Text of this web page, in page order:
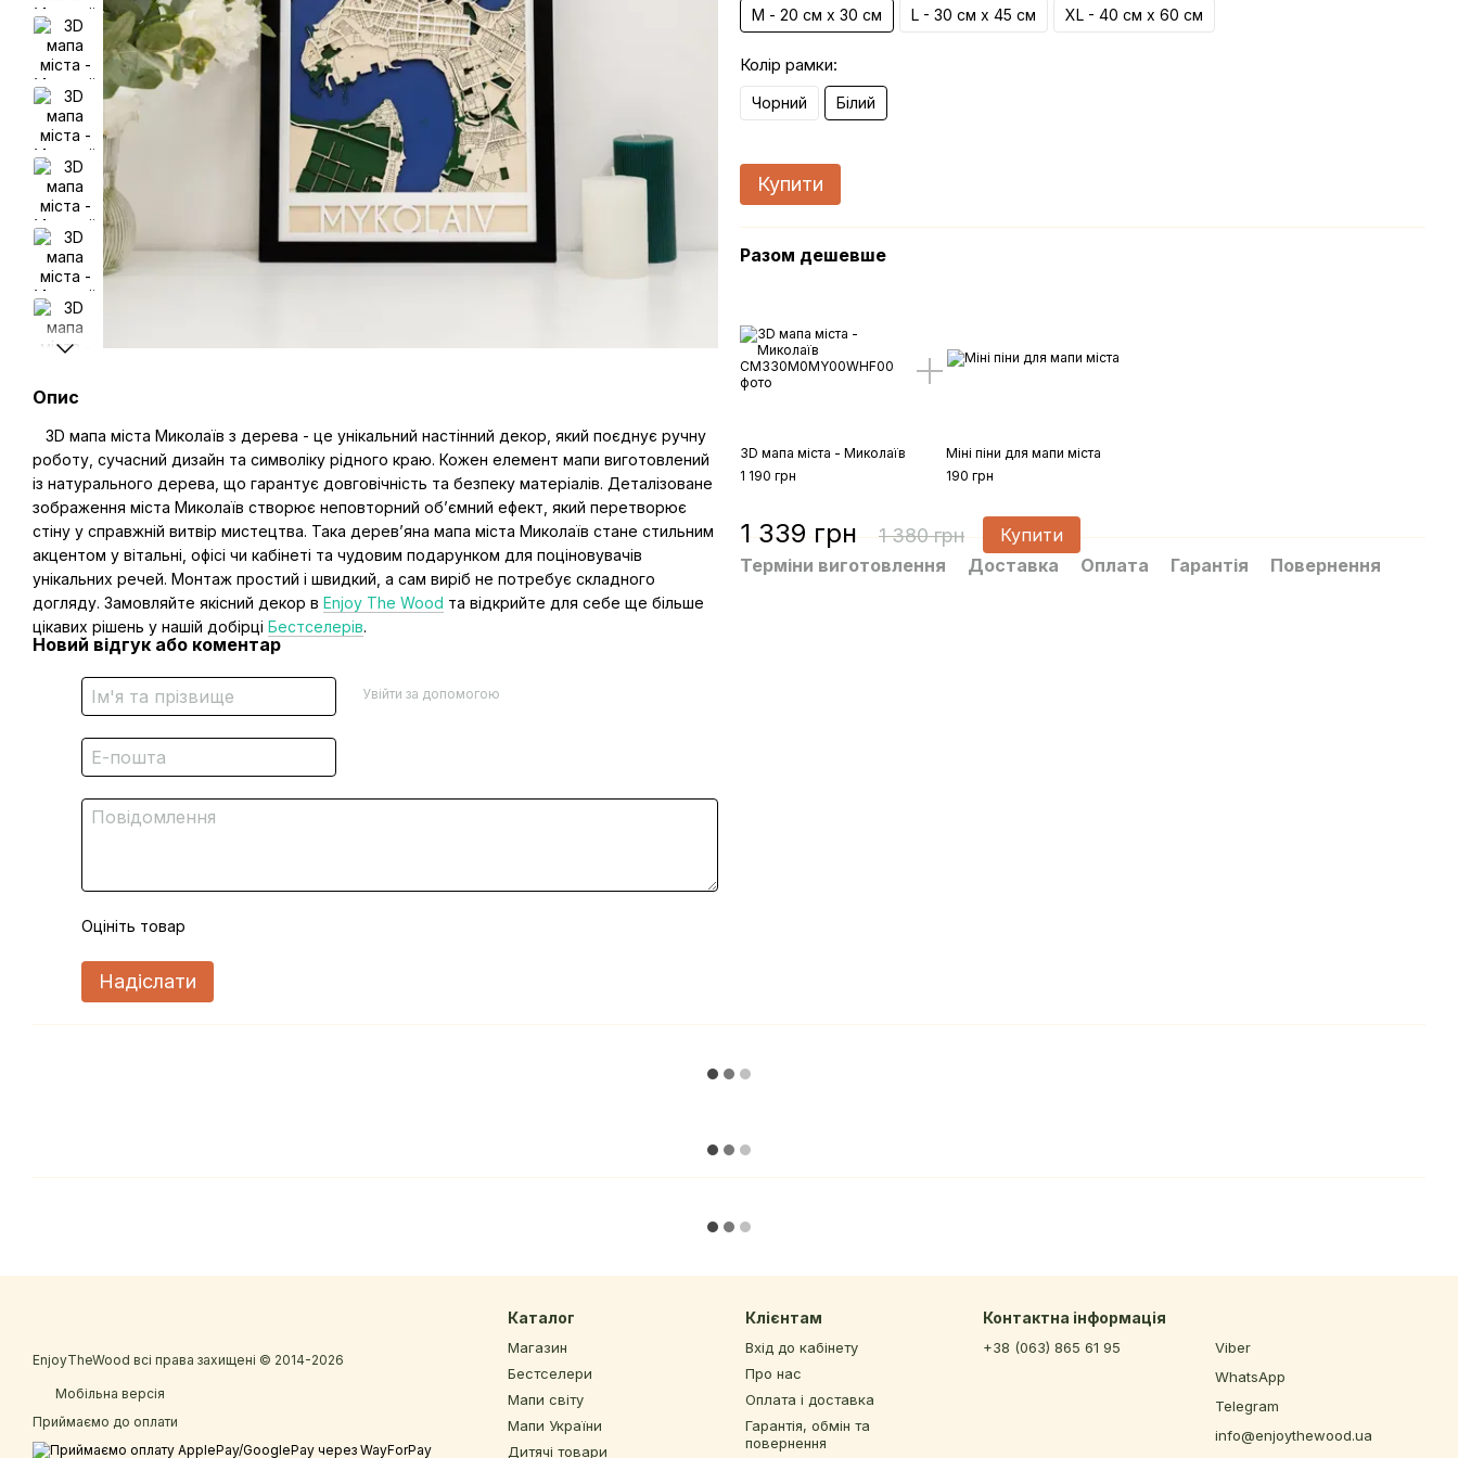
Опис
3D мапа міста Миколаїв з дерева - це унікальний настінний декор, який поєднує ручну
роботу, сучасний дизайн та символіку рідного краю. Кожен елемент мапи виготовлений
із натурального дерева, що гарантує довговічність та безпеку матеріалів. Деталізоване
зображення міста Миколаїв створює неповторний об’ємний ефект, який перетворює
стіну у справжній витвір мистецтва. Така дерев’яна мапа міста Миколаїв стане стильним
акцентом у вітальні, офісі чи кабінеті та чудовим подарунком для поціновувачів
унікальних речей. Монтаж простий і швидкий, а сам виріб не потребує складного
догляду. Замовляйте якісний декор в Enjoy The Wood та відкрийте для себе ще більше
цікавих рішень у нашій добірці Бестселерів.
Новий відгук або коментар
Увійти за допомогою
Оцініть товар
Надіслати
М - 20 см х 30 см L - 30 см х 45 см XL - 40 см х 60 см
Колір рамки:
Чорний Білий
Купити
Разом дешевше
3D мапа міста - Миколаїв
1 190 грн
Міні піни для мапи міста
190 грн
1 339 грн 1 380 грн
Купити
Терміни виготовлення
Доставка Оплата Гарантія Повернення
EnjoyTheWood всі права захищені © 2014-2026
Мобільна версія
Приймаємо до оплати
Каталог
Магазин
Бестселери
Мапи світу
Мапи України
Дитячі товари
Клієнтам
Вхід до кабінету
Про нас
Оплата і доставка
Гарантія, обмін та
повернення
Контактна інформація
+38 (063) 865 61 95
Viber
WhatsApp
Telegram
info@enjoythewood.ua